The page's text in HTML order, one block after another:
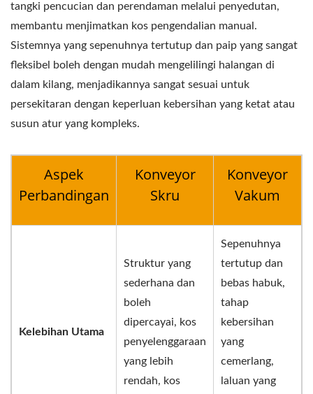
tangki pencucian dan perendaman melalui penyedutan,
membantu menjimatkan kos pengendalian manual.
Sistemnya yang sepenuhnya tertutup dan paip yang sangat
fleksibel boleh dengan mudah mengelilingi halangan di
dalam kilang, menjadikannya sangat sesuai untuk
persekitaran dengan keperluan kebersihan yang ketat atau
susun atur yang kompleks.
Aspek
Perbandingan
Konveyor
Skru
Konveyor
Vakum
Kelebihan Utama
Struktur yang
sederhana dan
boleh
dipercayai, kos
penyelenggaraan
yang lebih
rendah, kos
Sepenuhnya
tertutup dan
bebas habuk,
tahap
kebersihan
yang
cemerlang,
laluan yang